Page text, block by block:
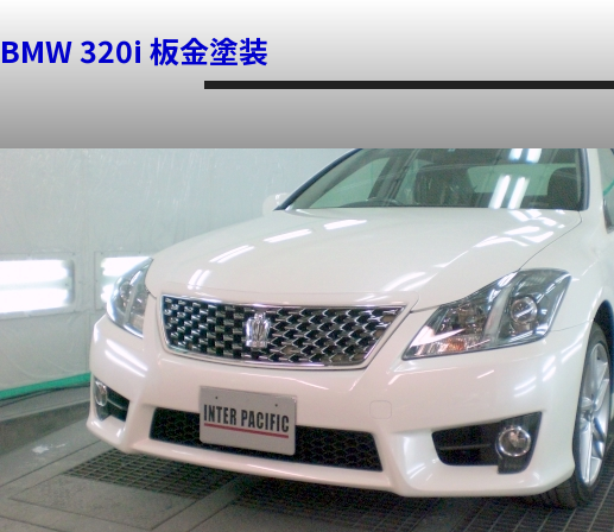
トヨタ クラウン ボディーコーティング施工事例
BMW 320i 板金塗装